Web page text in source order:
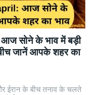
सोने के भाव में बड़ी
जानें आपके शहर का
ईरान के बीच तनाव के चलते